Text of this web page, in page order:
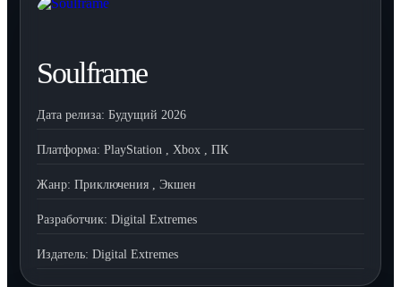
Soulframe
Дата релиза: Будущий 2026
Платформа: PlayStation , Xbox , ПК
Жанр: Приключения , Экшен
Разработчик: Digital Extremes
Издатель: Digital Extremes